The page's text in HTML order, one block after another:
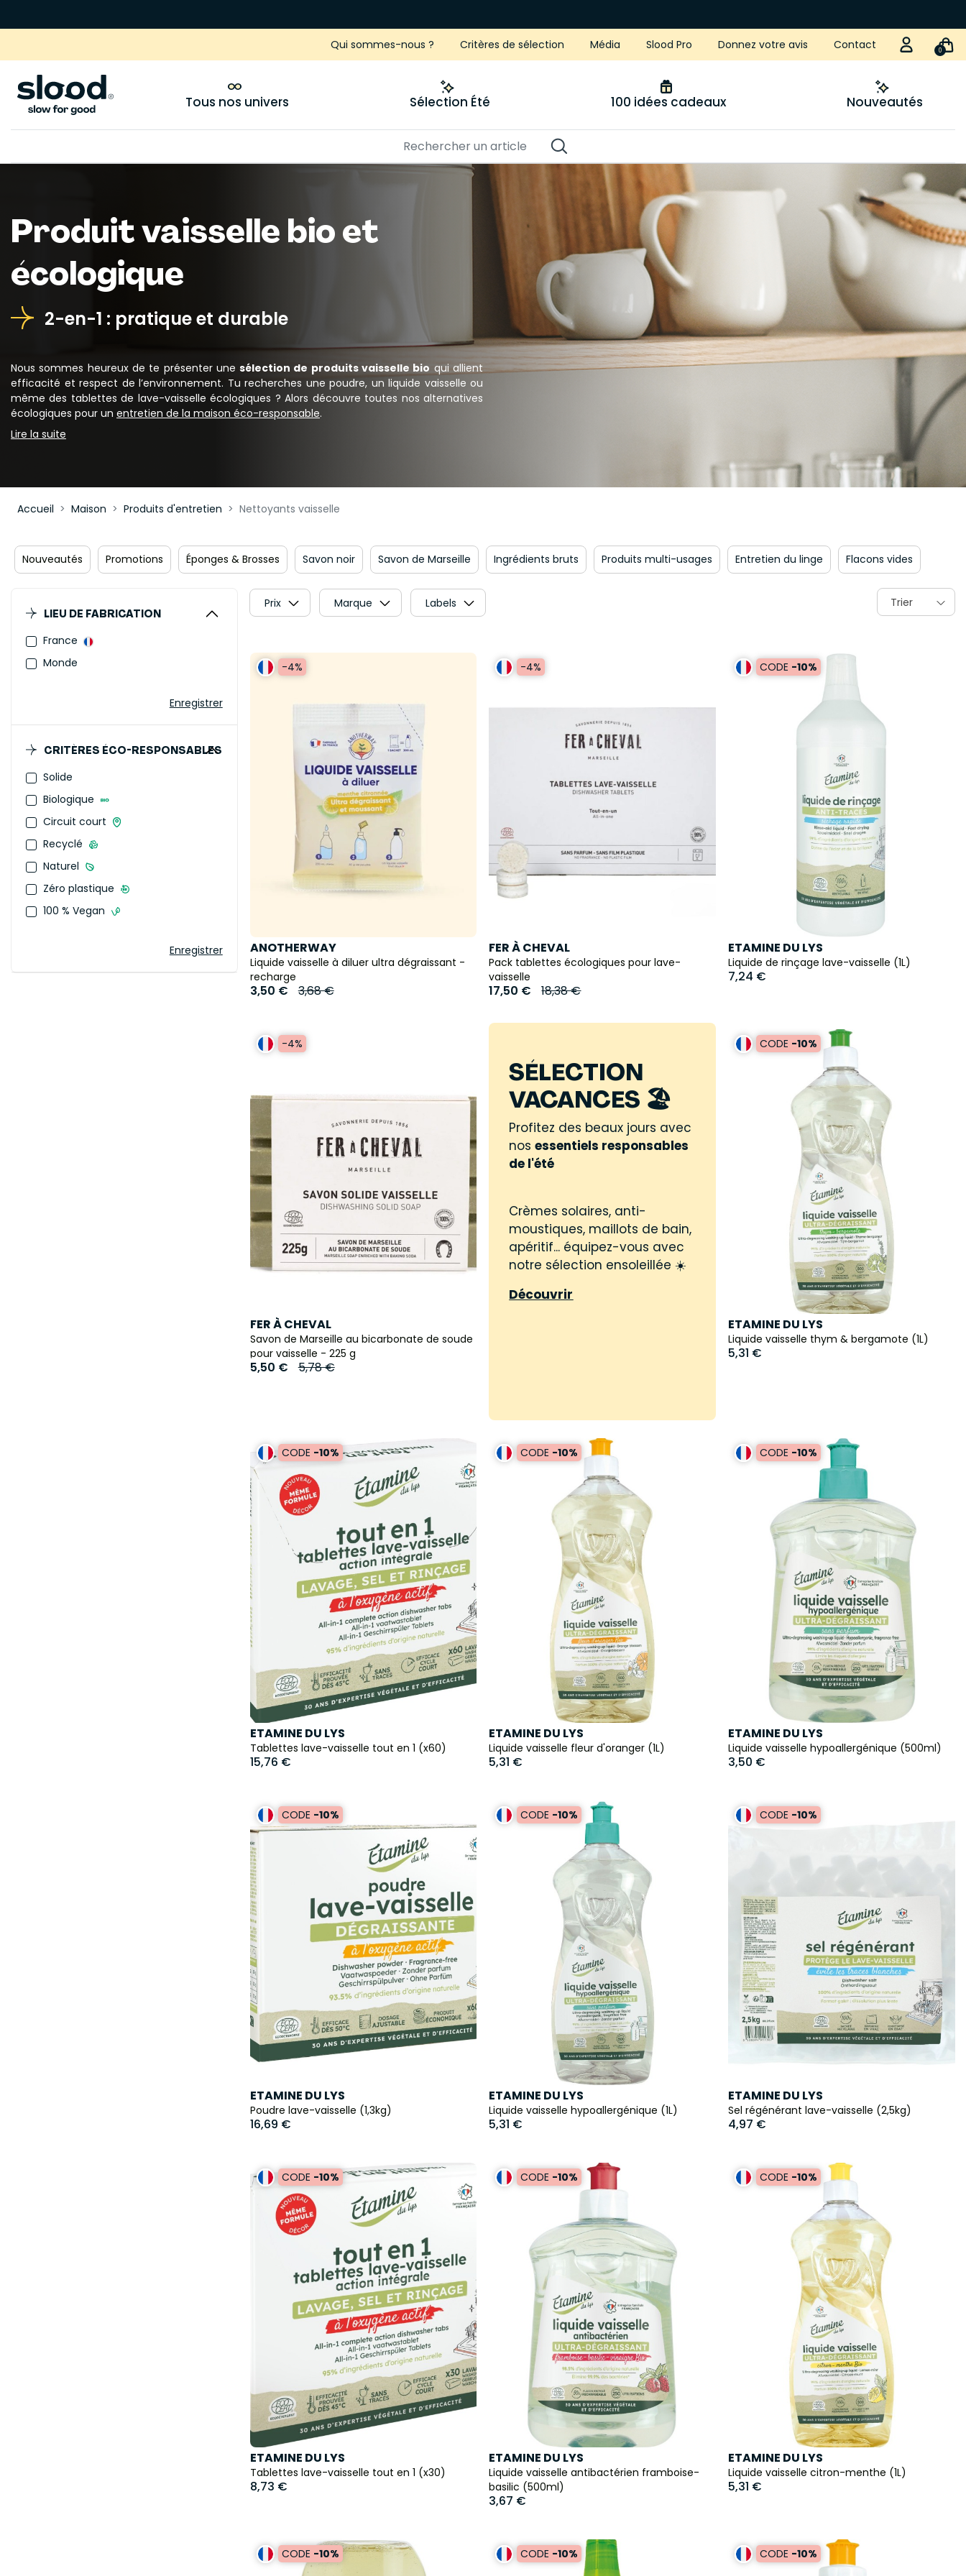
Qui sommes-nous ? Critères de sélection Média Slood Pro Donnez votre avis Contact 0
Tous nos univers Sélection Été 100 idées cadeaux Nouveautés
Produit vaisselle bio et
écologique
2-en-1 : pratique et durable
Nous sommes heureux de te présenter unesélection de produits vaisselle bio qui allient
efficacité et respect de l’environnement. Tu recherches une poudre, un liquide vaisselle ou
même des tablettes de lave-vaisselle écologiques ? Alors découvre toutes nos alternatives
écologiques pour un entretien de la maison éco-responsable.
Lire la suite
Accueil Maison Produits d'entretien Nettoyants vaisselle
Nouveautés Promotions Éponges & Brosses Savon noir Savon de Marseille Ingrédients bruts Produits multi-usages Entretien du linge Flacons vides
LIEU DE FABRICATION
France
Monde
Enregistrer
CRITÈRES ÉCO-RESPONSABLES
Solide
Biologique
Circuit court
Recyclé
Naturel
Zéro plastique
100 % Vegan
Enregistrer
Prix Marque Labels Trier
-4%
ANOTHERWAY
Liquide vaisselle à diluer ultra dégraissant -
recharge
3,50 € 3,68 €
-4%
FER À CHEVAL
Pack tablettes écologiques pour lave-
vaisselle
17,50 € 18,38 €
CODE -10%
ETAMINE DU LYS
Liquide de rinçage lave-vaisselle (1L)
7,24 €
-4%
FER À CHEVAL
Savon de Marseille au bicarbonate de soude
pour vaisselle - 225 g
5,50 € 5,78 €
SÉLECTION
VACANCES 🏖️
Profitez des beaux jours avec
nosessentiels responsables
de l'été
Crèmes solaires, anti-
moustiques, maillots de bain,
apéritif... équipez-vous avec
notre sélection ensoleillée ☀️
Découvrir
CODE -10%
ETAMINE DU LYS
Liquide vaisselle thym & bergamote (1L)
5,31 €
CODE -10%
ETAMINE DU LYS
Tablettes lave-vaisselle tout en 1 (x60)
15,76 €
CODE -10%
ETAMINE DU LYS
Liquide vaisselle fleur d'oranger (1L)
5,31 €
CODE -10%
ETAMINE DU LYS
Liquide vaisselle hypoallergénique (500ml)
3,50 €
CODE -10%
ETAMINE DU LYS
Poudre lave-vaisselle (1,3kg)
16,69 €
CODE -10%
ETAMINE DU LYS
Liquide vaisselle hypoallergénique (1L)
5,31 €
CODE -10%
ETAMINE DU LYS
Sel régénérant lave-vaisselle (2,5kg)
4,97 €
CODE -10%
ETAMINE DU LYS
Tablettes lave-vaisselle tout en 1 (x30)
8,73 €
CODE -10%
ETAMINE DU LYS
Liquide vaisselle antibactérien framboise-
basilic (500ml)
3,67 €
CODE -10%
ETAMINE DU LYS
Liquide vaisselle citron-menthe (1L)
5,31 €
CODE -10% CODE -10% CODE -10%